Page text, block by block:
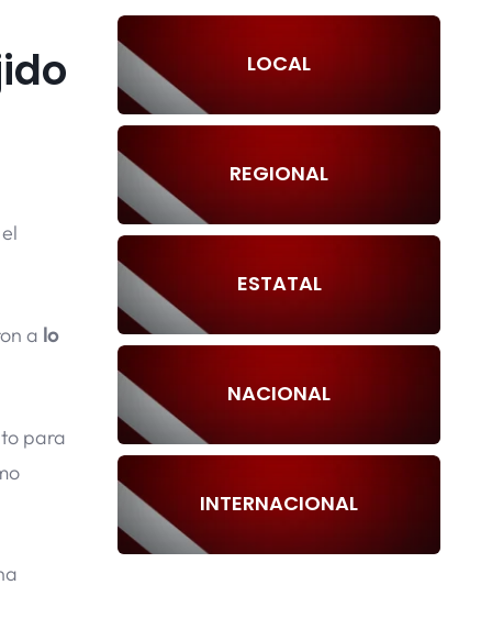
a lo
para
LOCAL
REGIONAL
ESTATAL
NACIONAL
INTERNACIONAL